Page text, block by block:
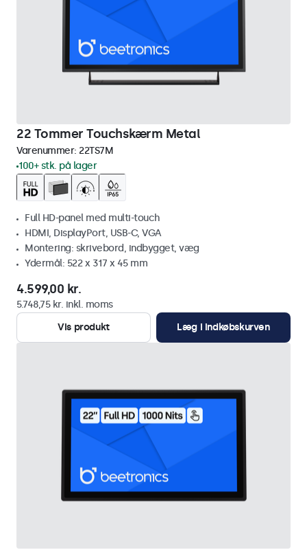
22 Tommer Touchskærm Metal
Varenummer: 22TS7M
100+ stk. på lager
Full HD-panel med multi-touch
HDMI, DisplayPort, USB-C, VGA
Montering: skrivebord, indbygget, væg
Ydermål: 522 x 317 x 45 mm
4.599,00 kr.
5.748,75 kr. inkl. moms
Vis produkt
Læg i indkøbskurven